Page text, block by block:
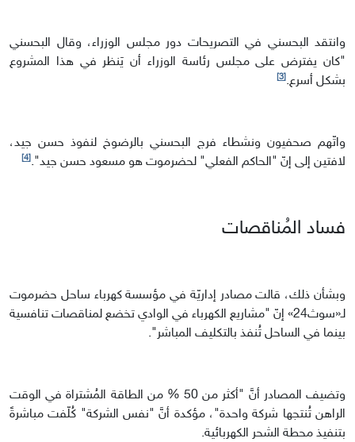
وانتقد البحسني في التصريحات دور مجلس الوزراء، وقال البحسني
"كان يفترض على مجلس رئاسة الوزراء أن يَنظر في هذا المشروع
بشكل أسرع. [3]
واتّهم صحفيون ونشطاء فرج البحسني بالرضوخ لنفوذ حسن جيد،
لافتين إلى إنّ "الحاكم الفعلي" لحضرموت هو مسعود حسن جيد". [4]
فساد المُناقصات
وبشأن ذلك، قالت مصادر إداريّة في مؤسسة كهرباء ساحل حضرموت
لـ«سوث24» إنّ "مشاريع الكهرباء في الوادي تخضع لمناقصات تنافسية
بينما في الساحل تُنفذ بالتكليف المباشر".
وتضيف المصادر أنَّ "أكثر من 50 % من الطاقة المُشتراة في الوقت
الراهن تُنتجها شركة واحدة"، مؤكدة أنَّ "نفس الشركة" كُلّفت مباشرةً
بتنفيذ محطة الشحر الكهربائية.